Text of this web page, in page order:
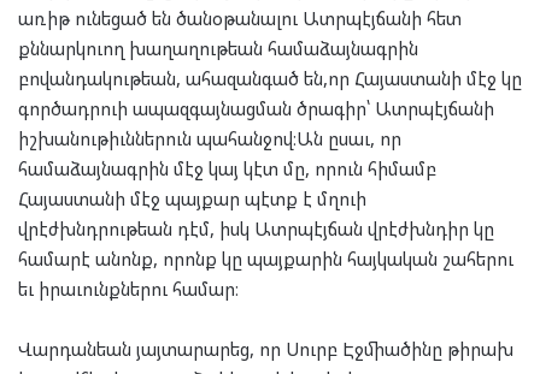
առիթ ունեցած են ծանօթանալու Ատրպէյճանի հետ
քննարկուող խաղաղութեան համաձայնագրին
բովանդակութեան, ահազանգած են,որ Հայաստանի մէջ կը
գործադրուի ապազգայնացման ծրագիր՝ Ատրպէյճանի
իշխանութիւններուն պահանջով։Ան ըսաւ, որ
համաձայնագրին մէջ կայ կէտ մը, որուն հիմամբ
Հայաստանի մէջ պայքար պէտք է մղուի
վրէժխնդրութեան դէմ, իսկ Ատրպէյճան վրէժխնդիր կը
համարէ անոնք, որոնք կը պայքարին հայկական շահերու
եւ իրաւունքներու համար։
Վարդանեան յայտարարեց, որ Սուրբ Էջմիածինը թիրախ